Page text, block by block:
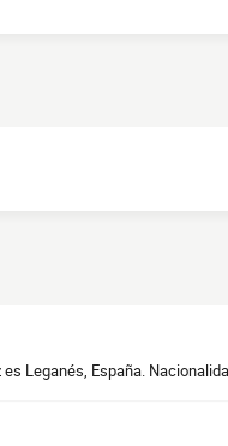
Leganés, España.